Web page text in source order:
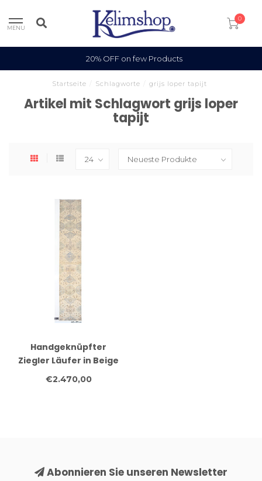
MENU
0
20% OFF on few Products
Startseite Schlagworte grijs loper tapijt
Artikel mit Schlagwort grijs loper
tapijt
Handgeknüpfter
Ziegler Läufer in Beige
und Hellblau –
€2.470,00
Abonnieren Sie unseren Newsletter